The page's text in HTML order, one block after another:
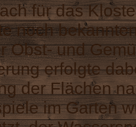
für das
noch
Obst- und
erfolgte
der Flächen
im Garten